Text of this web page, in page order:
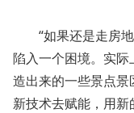
“如果还是走房地
陷入一个困境。实
造出来的一些景点
新技术去赋能，用